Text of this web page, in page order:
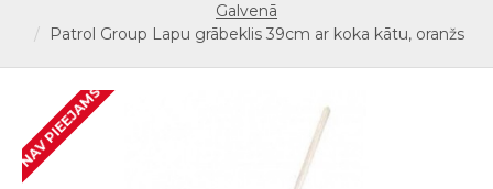
Galvenā
Patrol Group Lapu grābeklis 39cm ar koka kātu, oranžs
NAV PIEEJAMS